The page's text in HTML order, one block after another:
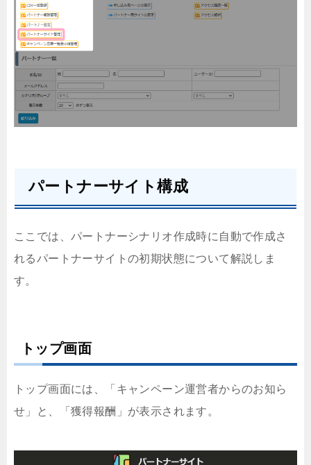
パートナーサイト構成
ここでは、パートナーシナリオ作成時に自動で作成さ
れるパートナーサイトの初期状態について解説しま
す。
トップ画面
トップ画面には、「キャンペーン運営者からのお知ら
せ」と、「獲得報酬」が表示されます。